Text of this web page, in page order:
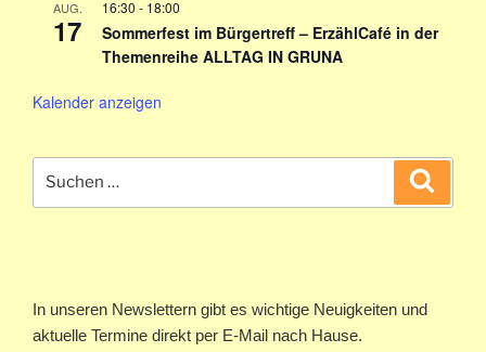
AUG.
17
16:30 - 18:00
Sommerfest im Bürgertreff – ErzählCafé in der
Themenreihe ALLTAG IN GRUNA
Kalender anzeigen
nach:
In unseren Newslettern gibt es wichtige Neuigkeiten und
aktuelle Termine direkt per E-Mail nach Hause.